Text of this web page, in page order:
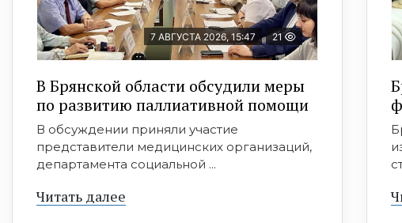
7 АВГУСТА 2026, 15:47 21
В Брянской области обсудили меры
по развитию паллиативной помощи
В обсуждении приняли участие
представители медицинских организаций,
департамента социальной ...
Читать далее